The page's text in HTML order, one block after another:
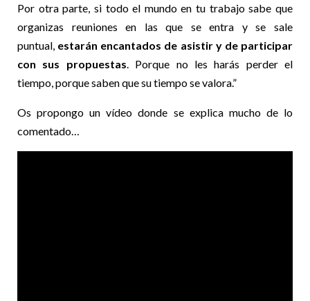
Por otra parte, si todo el mundo en tu trabajo sabe que
organizas reuniones en las que se entra y se sale
puntual, estarán encantados de asistir y de participar
con sus propuestas. Porque no les harás perder el
tiempo, porque saben que su tiempo se valora.”
Os propongo un vídeo donde se explica mucho de lo
comentado…